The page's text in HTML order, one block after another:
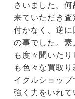
さいました。
来ていただき
付かなく、逆に
の事でした。素
も度々聞いた
も色々な買取
イクルショッ
強く力をいれて